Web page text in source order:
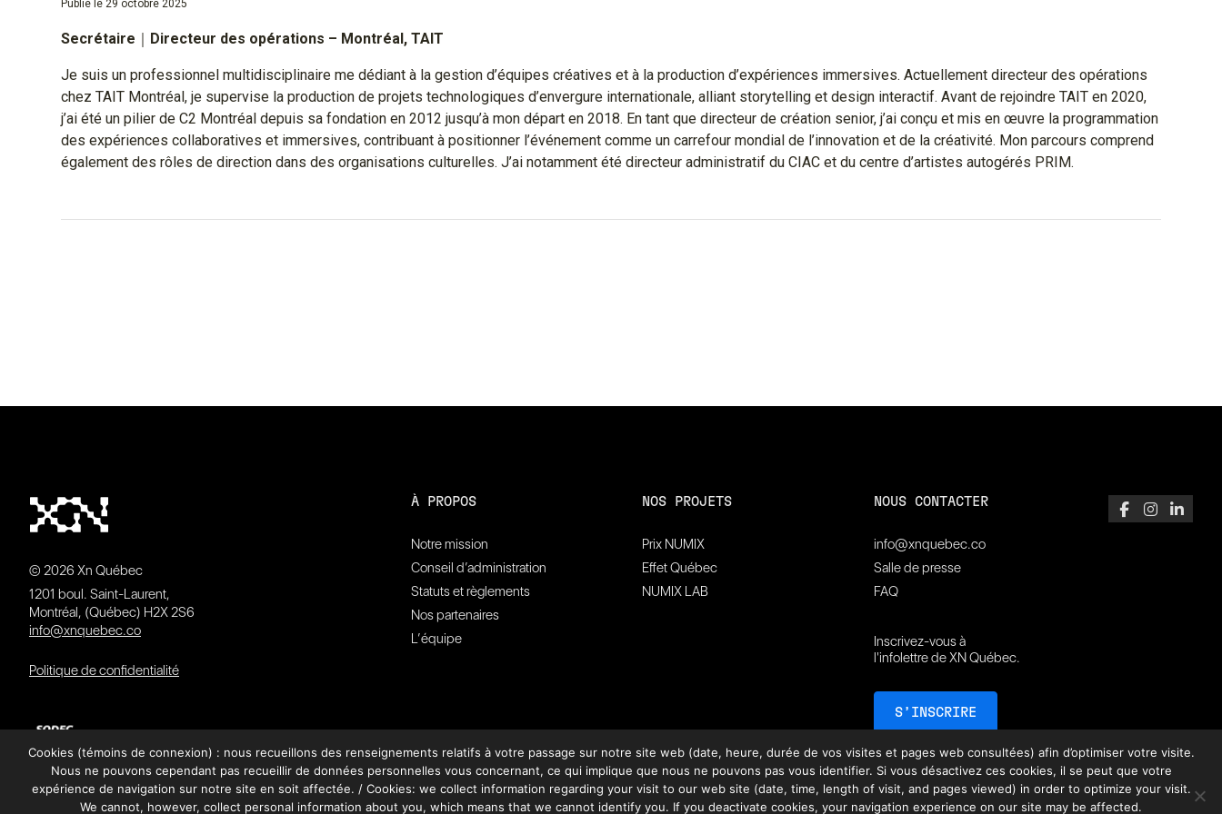
Publié le 29 octobre 2025
Secrétaire ｜ Directeur des opérations – Montréal, TAIT
Je suis un professionnel multidisciplinaire me dédiant à la gestion d’équipes créatives et à la production d’expériences immersives. Actuellement directeur des opérations
chez TAIT Montréal, je supervise la production de projets technologiques d’envergure internationale, alliant storytelling et design interactif. Avant de rejoindre TAIT en 2020,
j’ai été un pilier de C2 Montréal depuis sa fondation en 2012 jusqu’à mon départ en 2018. En tant que directeur de création senior, j’ai conçu et mis en œuvre la programmation
des expériences collaboratives et immersives, contribuant à positionner l’événement comme un carrefour mondial de l’innovation et de la créativité. Mon parcours comprend
également des rôles de direction dans des organisations culturelles. J’ai notamment été directeur administratif du CIAC et du centre d’artistes autogérés PRIM.
© 2026 Xn Québec
1201 boul. Saint-Laurent,
Montréal, (Québec) H2X 2S6
info@xnquebec.co
Politique de confidentialité
À PROPOS
Notre mission
Conseil d’administration
Statuts et règlements
Nos partenaires
L’équipe
NOS PROJETS
Prix NUMIX
Effet Québec
NUMIX LAB
NOUS CONTACTER
info@xnquebec.co
Salle de presse
FAQ
Inscrivez-vous à
l'infolettre de XN Québec.
S’INSCRIRE
Cookies (témoins de connexion) : nous recueillons des renseignements relatifs à votre passage sur notre site web (date, heure, durée de vos visites et pages web consultées) afin d’optimiser votre visite.
Nous ne pouvons cependant pas recueillir de données personnelles vous concernant, ce qui implique que nous ne pouvons pas vous identifier. Si vous désactivez ces cookies, il se peut que votre
expérience de navigation sur notre site en soit affectée. / Cookies: we collect information regarding your visit to our web site (date, time, length of visit, and pages viewed) in order to optimize your visit.
We cannot, however, collect personal information about you, which means that we cannot identify you. If you deactivate cookies, your navigation experience on our site may be affected.